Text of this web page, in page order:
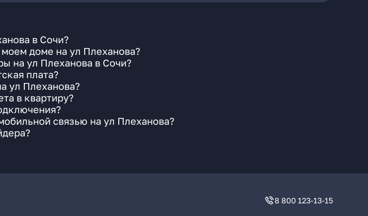
в Сочи?
доме на ул Плеханова?
на ул Плеханова в Сочи?
плата?
ул Плеханова?
в квартиру?
связью на ул Плеханова?
8 800 123-13-15